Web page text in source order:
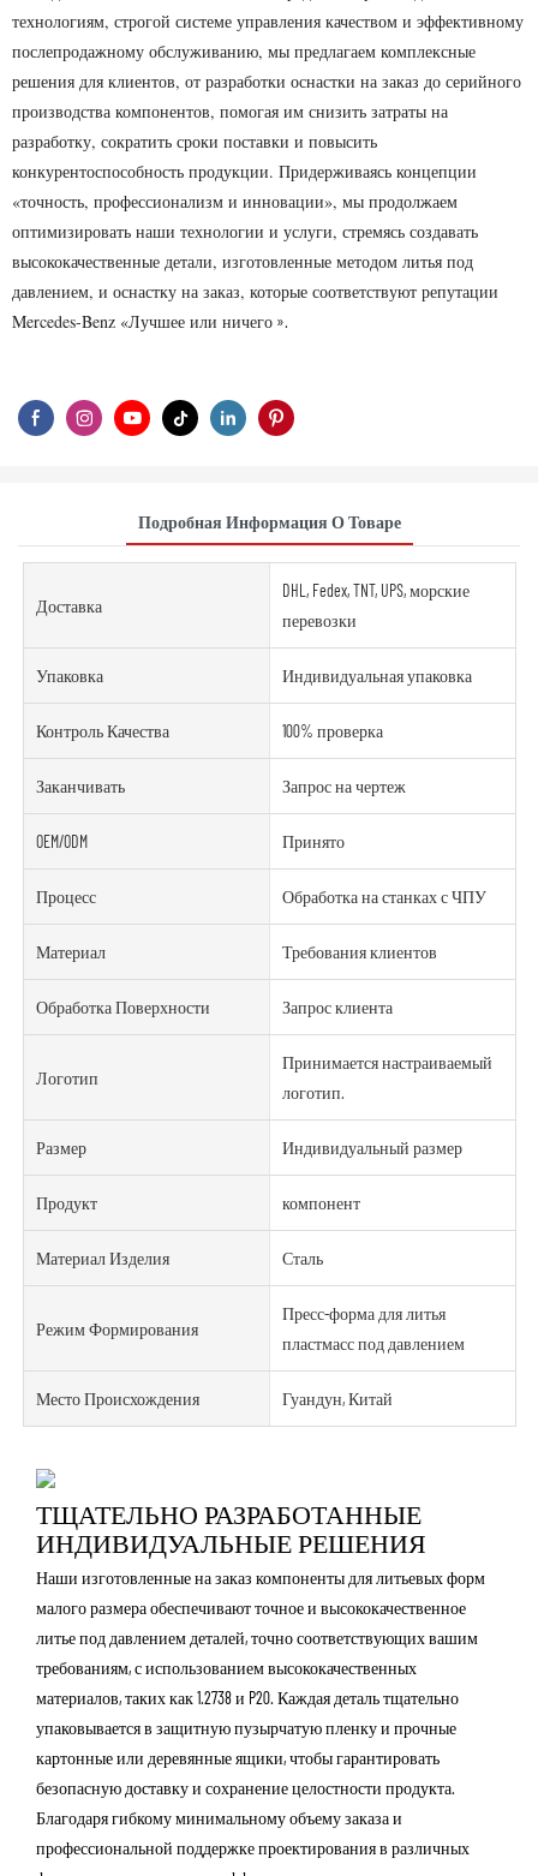
технологиям, строгой системе управления качеством и эффективному
послепродажному обслуживанию, мы предлагаем комплексные
решения для клиентов, от разработки оснастки на заказ до серийного
производства компонентов, помогая им снизить затраты на
разработку, сократить сроки поставки и повысить
конкурентоспособность продукции. Придерживаясь концепции
«точность, профессионализм и инновации», мы продолжаем
оптимизировать наши технологии и услуги, стремясь создавать
высококачественные детали, изготовленные методом литья под
давлением, и оснастку на заказ, которые соответствуют репутации
Mercedes-Benz «Лучшее или ничего ».
Подробная Информация О Товаре
Доставка
DHL, Fedex, TNT, UPS, морские
перевозки
Упаковка Индивидуальная упаковка
Контроль Качества 100% проверка
Заканчивать Запрос на чертеж
OEM/ODM Принято
Процесс Обработка на станках с ЧПУ
Материал Требования клиентов
Обработка Поверхности Запрос клиента
Логотип
Принимается настраиваемый
логотип.
Размер Индивидуальный размер
Продукт компонент
Материал Изделия Сталь
Режим Формирования
Пресс-форма для литья
пластмасс под давлением
Место Происхождения Гуандун, Китай
ТЩАТЕЛЬНО РАЗРАБОТАННЫЕ
ИНДИВИДУАЛЬНЫЕ РЕШЕНИЯ
Наши изготовленные на заказ компоненты для литьевых форм
малого размера обеспечивают точное и высококачественное
литье под давлением деталей, точно соответствующих вашим
требованиям, с использованием высококачественных
материалов, таких как 1.2738 и P20. Каждая деталь тщательно
упаковывается в защитную пузырчатую пленку и прочные
картонные или деревянные ящики, чтобы гарантировать
безопасную доставку и сохранение целостности продукта.
Благодаря гибкому минимальному объему заказа и
профессиональной поддержке проектирования в различных